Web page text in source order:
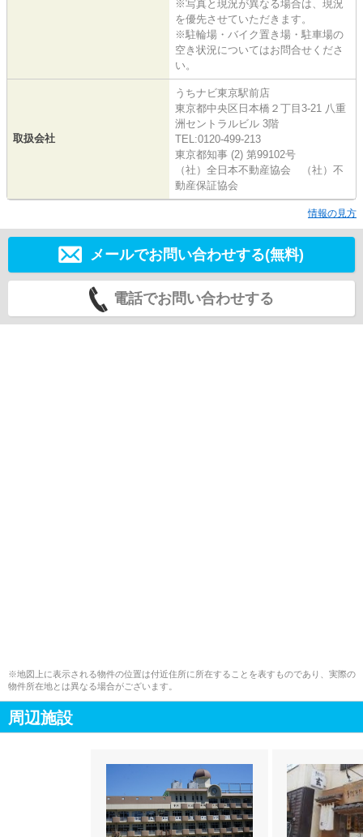
※写真と現況が異なる場合は、現況
を優先させていただきます。
※駐輪場・バイク置き場・駐車場の
空き状況についてはお問合せくださ
い。
取扱会社
うちナビ東京駅前店
東京都中央区日本橋２丁目3-21 八重
洲セントラルビル 3階
TEL:0120-499-213
東京都知事 (2) 第99102号
（社）全日本不動産協会 （社）不
動産保証協会
情報の見方
メールでお問い合わせする(無料)
電話でお問い合わせする
※地図上に表示される物件の位置は付近住所に所在することを表すものであり、実際の
物件所在地とは異なる場合がございます。
周辺施設